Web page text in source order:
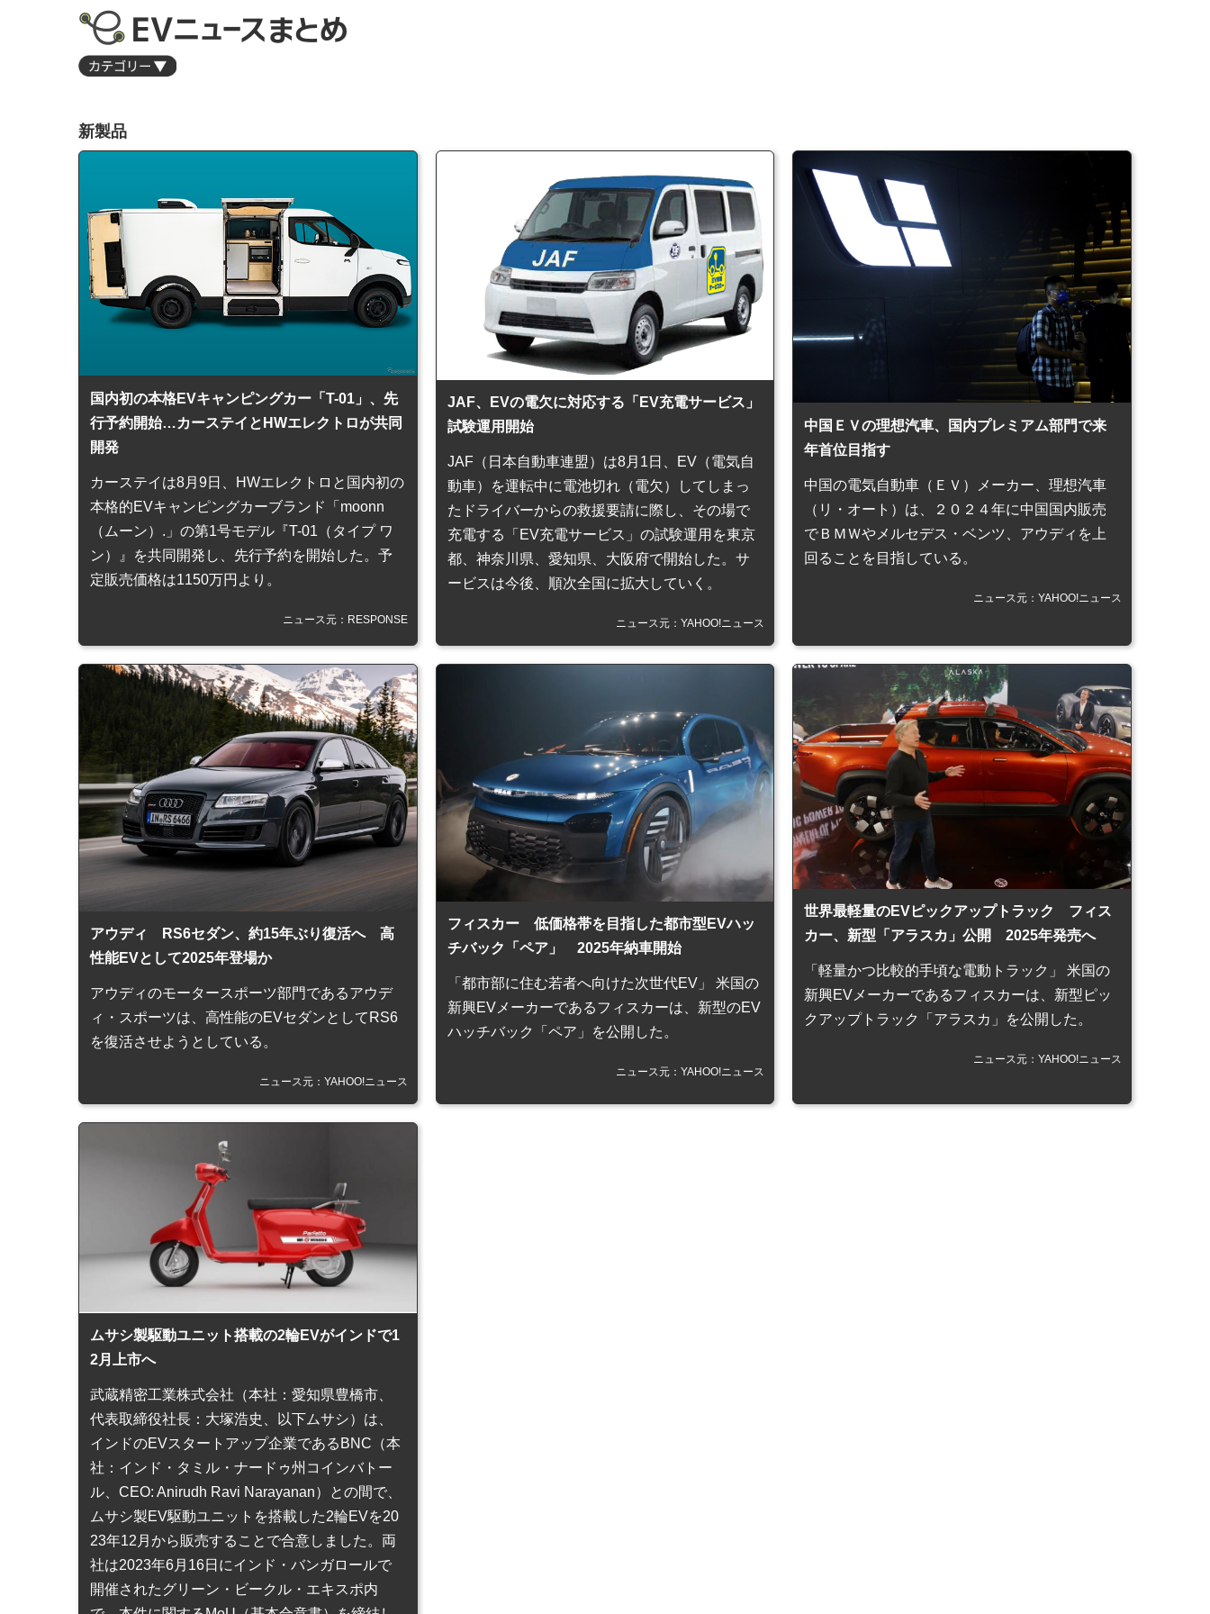
新製品
国内初の本格EVキャンピングカー「T-01」、先
行予約開始…カーステイとHWエレクトロが共同
開発
カーステイは8月9日、HWエレクトロと国内初の
本格的EVキャンピングカーブランド「moonn
（ムーン）.」の第1号モデル『T-01（タイプ ワ
ン）』を共同開発し、先行予約を開始した。予
定販売価格は1150万円より。
ニュース元：RESPONSE
JAF、EVの電欠に対応する「EV充電サービス」
試験運用開始
JAF（日本自動車連盟）は8月1日、EV（電気自
動車）を運転中に電池切れ（電欠）してしまっ
たドライバーからの救援要請に際し、その場で
充電する「EV充電サービス」の試験運用を東京
都、神奈川県、愛知県、大阪府で開始した。サ
ービスは今後、順次全国に拡大していく。
ニュース元：YAHOO!ニュース
中国ＥＶの理想汽車、国内プレミアム部門で来
年首位目指す
中国の電気自動車（ＥＶ）メーカー、理想汽車
（リ・オート）は、２０２４年に中国国内販売
でＢＭＷやメルセデス・ベンツ、アウディを上
回ることを目指している。
ニュース元：YAHOO!ニュース
アウディ RS6セダン、約15年ぶり復活へ 高
性能EVとして2025年登場か
アウディのモータースポーツ部門であるアウデ
ィ・スポーツは、高性能のEVセダンとしてRS6
を復活させようとしている。
ニュース元：YAHOO!ニュース
フィスカー 低価格帯を目指した都市型EVハッ
チバック「ペア」 2025年納車開始
「都市部に住む若者へ向けた次世代EV」 米国の
新興EVメーカーであるフィスカーは、新型のEV
ハッチバック「ペア」を公開した。
ニュース元：YAHOO!ニュース
世界最軽量のEVピックアップトラック フィス
カー、新型「アラスカ」公開 2025年発売へ
「軽量かつ比較的手頃な電動トラック」 米国の
新興EVメーカーであるフィスカーは、新型ピッ
クアップトラック「アラスカ」を公開した。
ニュース元：YAHOO!ニュース
ムサシ製駆動ユニット搭載の2輪EVがインドで1
2月上市へ
武蔵精密工業株式会社（本社：愛知県豊橋市、
代表取締役社長：大塚浩史、以下ムサシ）は、
インドのEVスタートアップ企業であるBNC（本
社：インド・タミル・ナードゥ州コインバトー
ル、CEO: Anirudh Ravi Narayanan）との間で、
ムサシ製EV駆動ユニットを搭載した2輪EVを20
23年12月から販売することで合意しました。両
社は2023年6月16日にインド・バンガロールで
開催されたグリーン・ビークル・エキスポ内